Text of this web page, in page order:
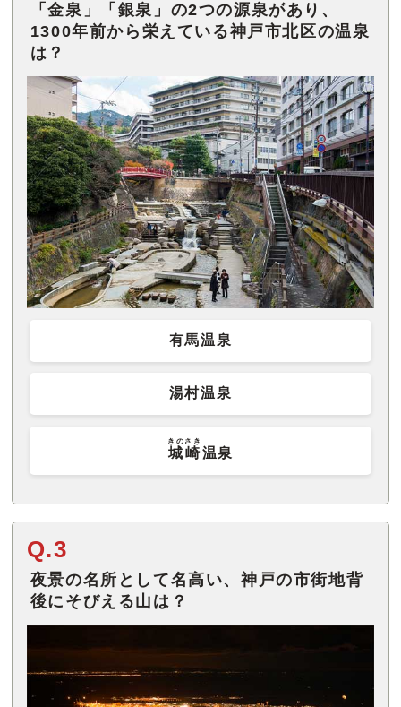
「金泉」「銀泉」の2つの源泉があり、
1300年前から栄えている神戸市北区の温泉
は？
有馬温泉
湯村温泉
城崎
きのさき
温泉
Q.3
夜景の名所として名高い、神戸の市街地背
後にそびえる山は？